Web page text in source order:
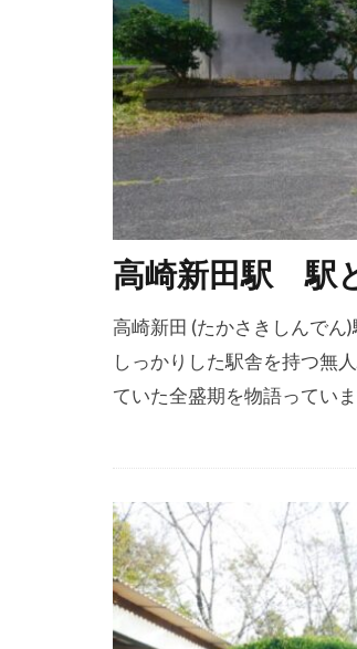
高崎新田駅 駅
高崎新田 (たかさきしんでん
しっかりした駅舎を持つ無
ていた全盛期を物語っていま